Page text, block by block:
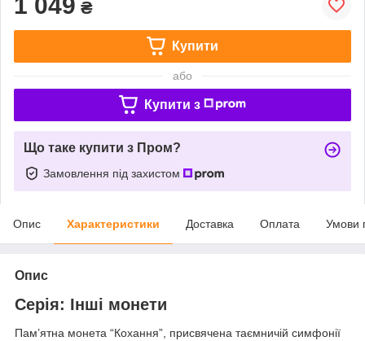
₴
Купити
або
Купити з
Що таке купити з Пром?
Замовлення під захистом
Опис Характеристики Доставка Оплата Умови
Опис
Серія: Інші монети
Пам’ятна монета “Кохання”, присвячена таємничій симфонії